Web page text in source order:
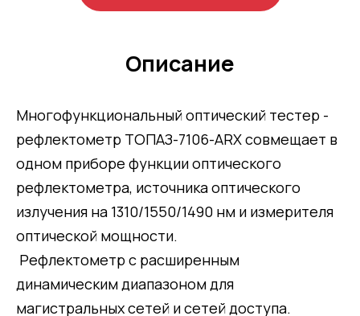
Описание
Многофункциональный оптический тестер -
рефлектометр ТОПАЗ-7106-ARX cовмещает в
одном приборе функции оптического
рефлектометра, источника оптического
излучения на 1310/1550/1490 нм и измерителя
оптической мощности.
Рефлектометр с расширенным
динамическим диапазоном для
магистральных сетей и сетей доступа.